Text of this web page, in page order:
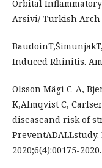
Orbital
Arsivi/ Turkish Arch
Induced Rhinitis.
Olsson Mägi C-A,
K,Almqvist C,
diseaseand risk of
PreventADALLstudy.
2020;6(4):00175-2020.